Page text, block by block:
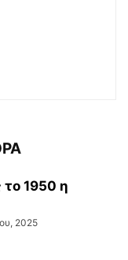
1950 η
2025